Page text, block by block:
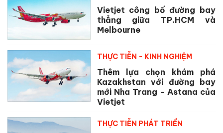
Vietjet công bố đường bay
thẳng giữa TP.HCM và
Melbourne
THỰC TIỄN - KINH NGHIỆM
Thêm lựa chọn khám phá
Kazakhstan với đường bay
mới Nha Trang - Astana của
Vietjet
THỰC TIỄN PHÁT TRIỂN